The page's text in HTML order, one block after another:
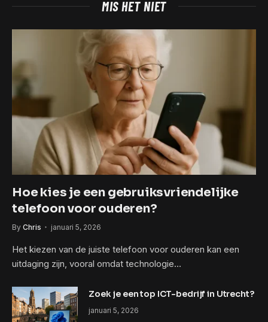
MIS HET NIET
Hoe kies je een gebruiksvriendelijke
telefoon voor ouderen?
By Chris januari 5, 2026
Het kiezen van de juiste telefoon voor ouderen kan een
uitdaging zijn, vooral omdat technologie…
Zoek je een top ICT-bedrijf in Utrecht?
januari 5, 2026